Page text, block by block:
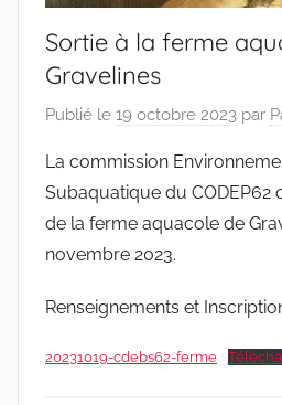
Sortie à la ferme
Gravelines
Publié le 19 octobre 2023 par
La commission
Subaquatique du CODEP62
de la ferme aquacole de
novembre 2023.
Renseignements et
20231019-cdebs62-ferme